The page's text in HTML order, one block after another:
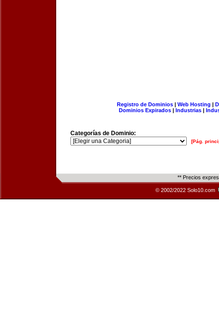
Registro de Dominios| Web Hosting |
Dominios Expirados | Industrias |
Categorías de Dominio:
[Pág.
** Precios
© 2002/2022 Solo10.com